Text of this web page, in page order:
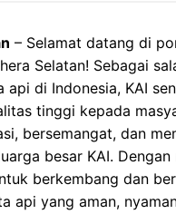
– Selamat datang di
Selatan! Sebagai
di Indonesia, KAI
tinggi kepada
bersemangat, dan
besar KAI.
berkembang dan
api yang aman,